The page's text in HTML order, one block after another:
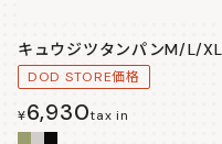
キュウジツタンパンM/L/XL
DOD STORE価格
¥6,930tax in